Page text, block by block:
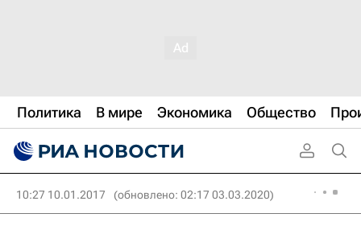
Политика В мире Экономика Общество
10:27 10.01.2017 (обновлено: 02:17 03.03.2020)